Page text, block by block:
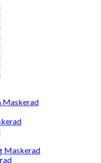
Maskerad
Maskerad